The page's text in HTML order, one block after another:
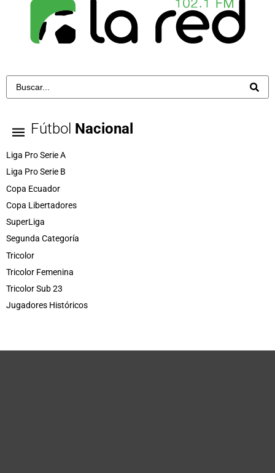
Fútbol Nacional
Liga Pro Serie A
Liga Pro Serie B
Copa Ecuador
Copa Libertadores
SuperLiga
Segunda Categoría
Tricolor
Tricolor Femenina
Tricolor Sub 23
Jugadores Históricos